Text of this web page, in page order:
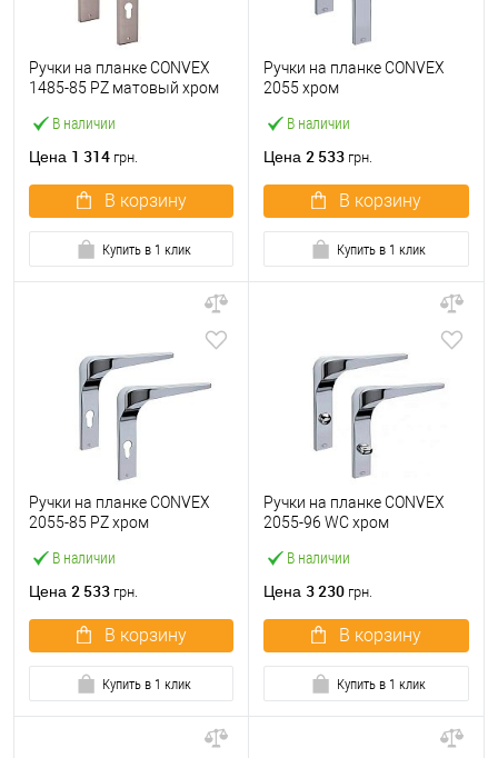
В наличии
Ручки на планке CONVEX
1485-85 PZ матовый хром
Цена 1 314 грн.
В корзину
Купить в 1 клик
В наличии
Ручки на планке CONVEX
2055 хром
Цена 2 533 грн.
В корзину
Купить в 1 клик
В наличии
Ручки на планке CONVEX
2055-85 PZ хром
Цена 2 533 грн.
В корзину
Купить в 1 клик
В наличии
Ручки на планке CONVEX
2055-96 WC хром
Цена 3 230 грн.
В корзину
Купить в 1 клик